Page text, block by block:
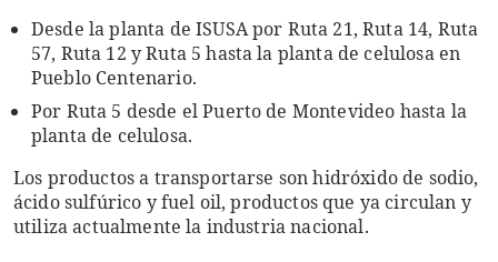
Desde la planta de ISUSA por Ruta 21, Ruta 14, Ruta
57, Ruta 12 y Ruta 5 hasta la planta de celulosa en
Pueblo Centenario.
Por Ruta 5 desde el Puerto de Montevideo hasta la
planta de celulosa.
Los productos a transportarse son hidróxido de sodio,
ácido sulfúrico y fuel oil, productos que ya circulan y
utiliza actualmente la industria nacional.